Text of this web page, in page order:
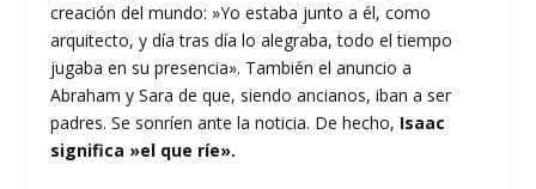
creación del mundo: »Yo estaba junto a él, como
arquitecto, y día tras día lo alegraba, todo el tiempo
jugaba en su presencia». También el anuncio a
Abraham y Sara de que, siendo ancianos, iban a ser
padres. Se sonríen ante la noticia. De hecho, Isaac
significa »el que ríe».